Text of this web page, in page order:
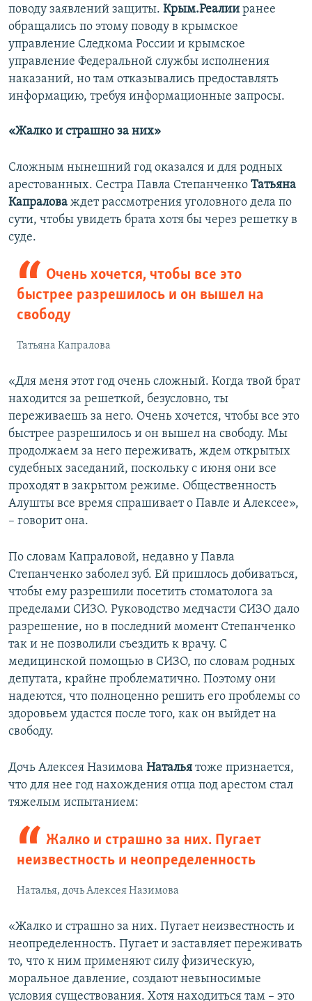
поводу заявлений защиты. Крым.Реалии ранее
обращались по этому поводу в крымское
управление Следкома России и крымское
управление Федеральной службы исполнения
наказаний, но там отказывались предоставлять
информацию, требуя информационные запросы.
«Жалко и страшно за них»
Сложным нынешний год оказался и для родных
арестованных. Сестра Павла Степанченко Татьяна
Капралова ждет рассмотрения уголовного дела по
сути, чтобы увидеть брата хотя бы через решетку в
суде.
Очень хочется, чтобы все это
быстрее разрешилось и он вышел на
свободу
Татьяна Капралова
«Для меня этот год очень сложный. Когда твой брат
находится за решеткой, безусловно, ты
переживаешь за него. Очень хочется, чтобы все это
быстрее разрешилось и он вышел на свободу. Мы
продолжаем за него переживать, ждем открытых
судебных заседаний, поскольку с июня они все
проходят в закрытом режиме. Общественность
Алушты все время спрашивает о Павле и Алексее»,
– говорит она.
По словам Капраловой, недавно у Павла
Степанченко заболел зуб. Ей пришлось добиваться,
чтобы ему разрешили посетить стоматолога за
пределами СИЗО. Руководство медчасти СИЗО дало
разрешение, но в последний момент Степанченко
так и не позволили съездить к врачу. С
медицинской помощью в СИЗО, по словам родных
депутата, крайне проблематично. Поэтому они
надеются, что полноценно решить его проблемы со
здоровьем удастся после того, как он выйдет на
свободу.
Дочь Алексея Назимова Наталья тоже признается,
что для нее год нахождения отца под арестом стал
тяжелым испытанием:
Жалко и страшно за них. Пугает
неизвестность и неопределенность
Наталья, дочь Алексея Назимова
«Жалко и страшно за них. Пугает неизвестность и
неопределенность. Пугает и заставляет переживать
то, что к ним применяют силу физическую,
моральное давление, создают невыносимые
условия существования. Хотя находиться там – это